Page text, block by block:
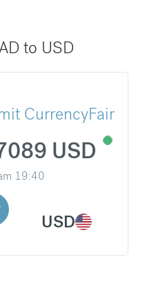
to USD
CurrencyFair
USD
19:40
USD